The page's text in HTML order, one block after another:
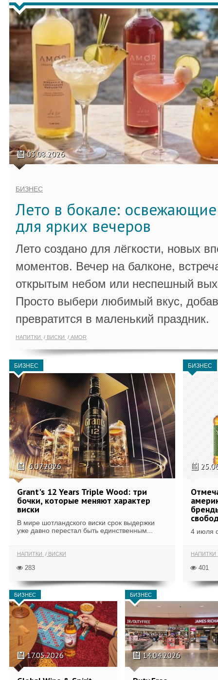
03.08.2026
БИЗНЕС
Лето в бокале:
для ярких вечеров
Лето создано для лёгкости, новых
моментов. Вечер на балконе,
открытым небом или неспешный
Просто выбери любимый вкус,
превратится в маленький праздник.
НАПИТКИ ВИСКИ AMOR
БИЗНЕС
6.07.2026
Grant's 12 Years Triple Wood: три
бочки, которые меняют характер
виски
В мире шотландского виски срок выдержки
уже давно перестал быть единственным...
НАПИТКИ ВИСКИ
283
БИЗНЕС
4 июля
НАПИТКИ
401
БИЗНЕС
17.05.2026
БИЗНЕС
14.04.2026